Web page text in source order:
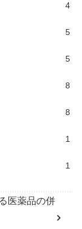
4
5
5
8
8
1
1
医薬品の併